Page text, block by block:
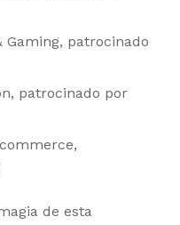
Gaming, patrocinado
patrocinado por
de esta